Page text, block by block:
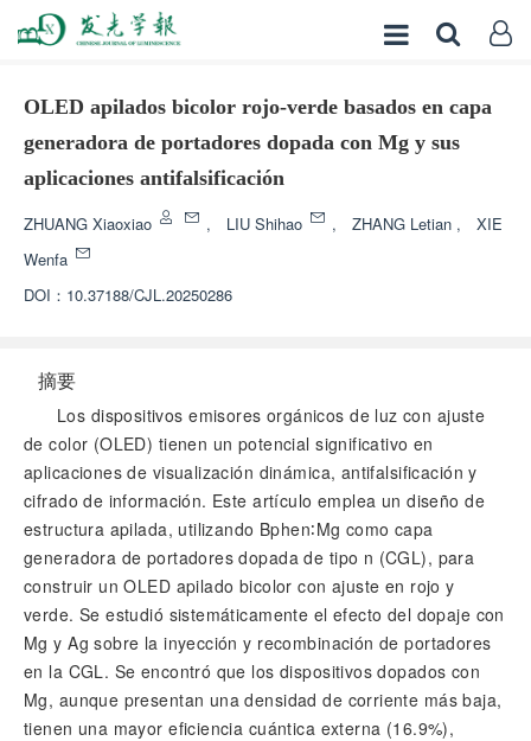
OLED apilados bicolor rojo-verde basados en capa
generadora de portadores dopada con Mg y sus
aplicaciones antifalsificación
ZHUANG Xiaoxiao , LIU Shihao , ZHANG Letian ,
XIE
Wenfa
DOI： 10.37188/CJL.20250286
摘要
Los dispositivos emisores orgánicos de luz con ajuste
de color (OLED) tienen un potencial significativo en
aplicaciones de visualización dinámica, antifalsificación y
cifrado de información. Este artículo emplea un diseño de
estructura apilada, utilizando Bphen∶Mg como capa
generadora de portadores dopada de tipo n (CGL), para
construir un OLED apilado bicolor con ajuste en rojo y
verde. Se estudió sistemáticamente el efecto del dopaje con
Mg y Ag sobre la inyección y recombinación de portadores
en la CGL. Se encontró que los dispositivos dopados con
Mg, aunque presentan una densidad de corriente más baja,
tienen una mayor eficiencia cuántica externa (16.9%),